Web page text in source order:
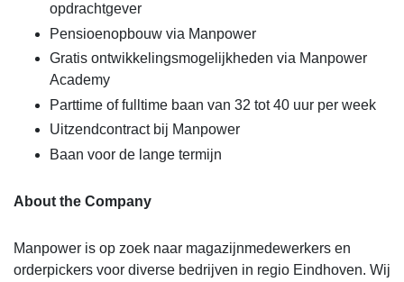
opdrachtgever
Pensioenopbouw via Manpower
Gratis ontwikkelingsmogelijkheden via Manpower
Academy
Parttime of fulltime baan van 32 tot 40 uur per week
Uitzendcontract bij Manpower
Baan voor de lange termijn
About the Company
Manpower is op zoek naar magazijnmedewerkers en
orderpickers voor diverse bedrijven in regio Eindhoven. Wij